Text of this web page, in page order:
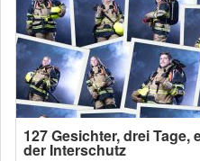
127 Gesichter, drei
der Interschutz